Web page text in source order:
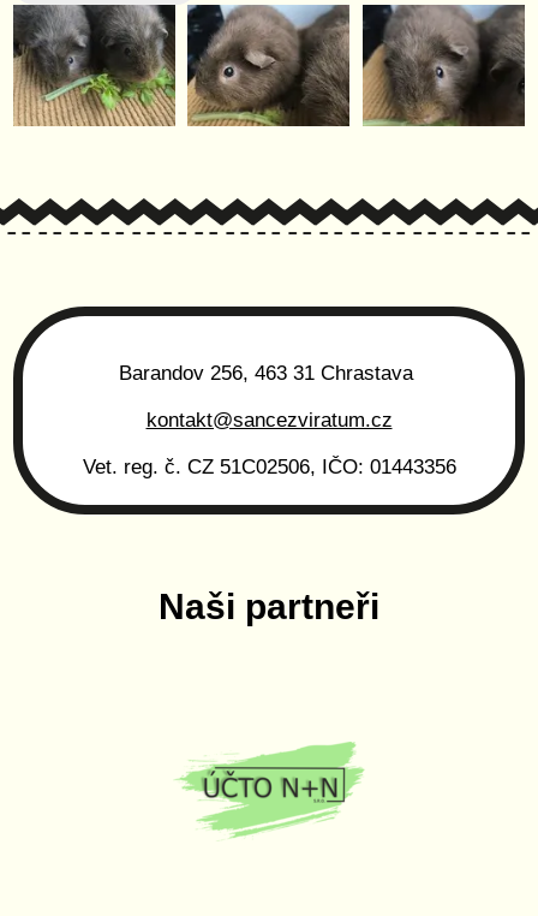
Barandov 256, 463 31 Chrastava
kontakt@sancezviratum.cz
Vet. reg. č. CZ 51C02506, IČO: 01443356
Naši partneři